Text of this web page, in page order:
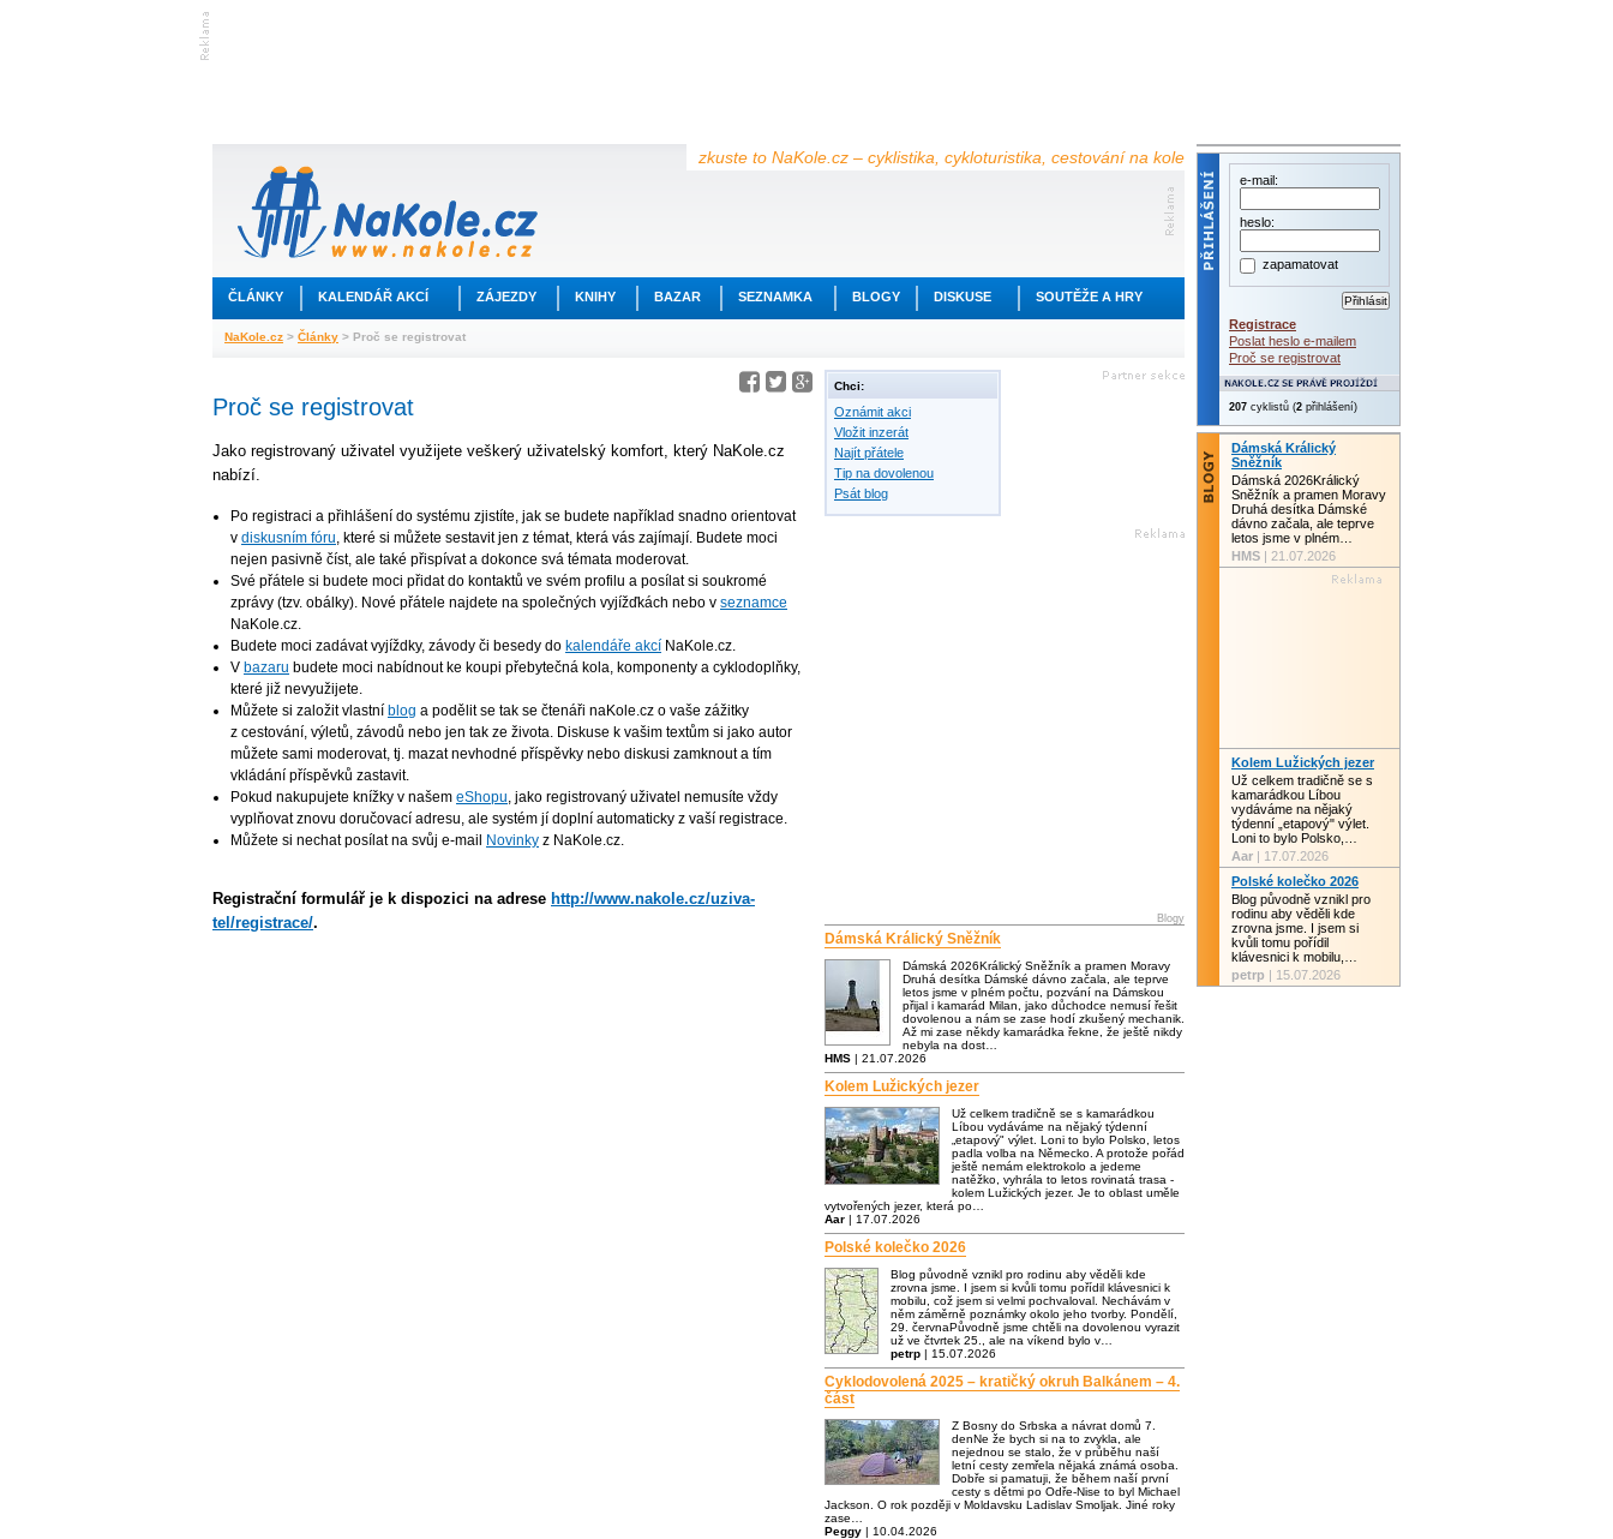
zkuste to NaKole.cz – cyklistika, cykloturistika, cestování na kole
ČLÁNKY KALENDÁŘ AKCÍ ZÁJEZDY KNIHY BAZAR SEZNAMKA BLOGY DISKUSE SOUTĚŽE A HRY
NaKole.cz > Články > Proč se registrovat
Proč se registrovat
Jako registrovaný uživatel využijete veškerý uživatelský komfort, který NaKole.cz
nabízí.
Po registraci a přihlášení do systému zjistíte, jak se budete například snadno orientovat
v diskusním fóru, které si můžete sestavit jen z témat, která vás zajímají. Budete moci
nejen pasivně číst, ale také přispívat a dokonce svá témata moderovat.
Své přátele si budete moci přidat do kontaktů ve svém profilu a posílat si soukromé
zprávy (tzv. obálky). Nové přátele najdete na společných vyjížďkách nebo v seznamce
NaKole.cz.
Budete moci zadávat vyjíždky, závody či besedy do kalendáře akcí NaKole.cz.
V bazaru budete moci nabídnout ke koupi přebytečná kola, komponenty a cyklodoplňky,
které již nevyužijete.
Můžete si založit vlastní blog a podělit se tak se čtenáři naKole.cz o vaše zážitky
z cestování, výletů, závodů nebo jen tak ze života. Diskuse k vašim textům si jako autor
můžete sami moderovat, tj. mazat nevhodné příspěvky nebo diskusi zamknout a tím
vkládání příspěvků zastavit.
Pokud nakupujete knížky v našem eShopu, jako registrovaný uživatel nemusíte vždy
vyplňovat znovu doručovací adresu, ale systém jí doplní automaticky z vaší registrace.
Můžete si nechat posílat na svůj e-mail
Novinky z NaKole.cz.
Registrační formulář je k dispozici na adrese http://www.na­kole.cz/uziva­
tel/registrace/.
Chci:
Oznámit akci
Vložit inzerát
Najít přátele
Tip na dovolenou
Psát blog
Blogy
Dámská Králický Sněžník
Dámská 2026Králický Sněžník a pramen Moravy
Druhá desítka Dámské dávno začala, ale teprve
letos jsme v plném počtu, pozvání na Dámskou
přijal i kamarád Milan, jako důchodce nemusí řešit
dovolenou a nám se zase hodí zkušený mechanik.
Až mi zase někdy kamarádka řekne, že ještě nikdy
nebyla na dost…
HMS | 21.07.2026
Kolem Lužických jezer
Už celkem tradičně se s kamarádkou
Líbou vydáváme na nějaký týdenní
„etapový" výlet. Loni to bylo Polsko, letos
padla volba na Německo. A protože pořád
ještě nemám elektrokolo a jedeme
natěžko, vyhrála to letos rovinatá trasa -
kolem Lužických jezer. Je to oblast uměle
vytvořených jezer, která po…
Aar | 17.07.2026
Polské kolečko 2026
Blog původně vznikl pro rodinu aby věděli kde
zrovna jsme. I jsem si kvůli tomu pořídil klávesnici k
mobilu, což jsem si velmi pochvaloval. Nechávám v
něm záměrně poznámky okolo jeho tvorby. Pondělí,
29. červnaPůvodně jsme chtěli na dovolenou vyrazit
už ve čtvrtek 25., ale na víkend bylo v…
petrp | 15.07.2026
Cyklodovolená 2025 – kratičký okruh Balkánem – 4.
část
Z Bosny do Srbska a návrat domů 7.
denNe že bych si na to zvykla, ale
nejednou se stalo, že v průběhu naší
letní cesty zemřela nějaká známá osoba.
Dobře si pamatuji, že během naší první
cesty s dětmi po Odře-Nise to byl Michael
Jackson. O rok později v Moldavsku Ladislav Smoljak. Jiné roky
zase…
Peggy | 10.04.2026
e-mail:
heslo:
zapamatovat
Registrace
Poslat heslo e-mailem
Proč se registrovat
207 cyklistů (2 přihlášení)
Dámská Králický
Sněžník
Dámská 2026Králický
Sněžník a pramen Moravy
Druhá desítka Dámské
dávno začala, ale teprve
letos jsme v plném…
HMS | 21.07.2026
Kolem Lužických jezer
Už celkem tradičně se s
kamarádkou Líbou
vydáváme na nějaký
týdenní „etapový" výlet.
Loni to bylo Polsko,…
Aar | 17.07.2026
Polské kolečko 2026
Blog původně vznikl pro
rodinu aby věděli kde
zrovna jsme. I jsem si
kvůli tomu pořídil
klávesnici k mobilu,…
petrp | 15.07.2026